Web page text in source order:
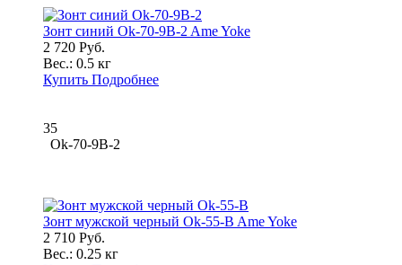
Зонт синий Ok-70-9B-2 Ame Yoke
2 720 Руб.
Вес.: 0.5 кг
Купить Подробнее
35
Ok-70-9B-2
Зонт мужской черный Ok-55-B Ame Yoke
2 710 Руб.
Вес.: 0.25 кг